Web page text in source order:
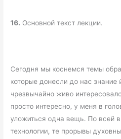
16. Основной текст лекции.
Сегодня мы коснемся темы
которые донесли до нас
чрезвычайно живо
просто интересно, у меня в
уложиться одна вещь. По всей
технологии, те прорывы